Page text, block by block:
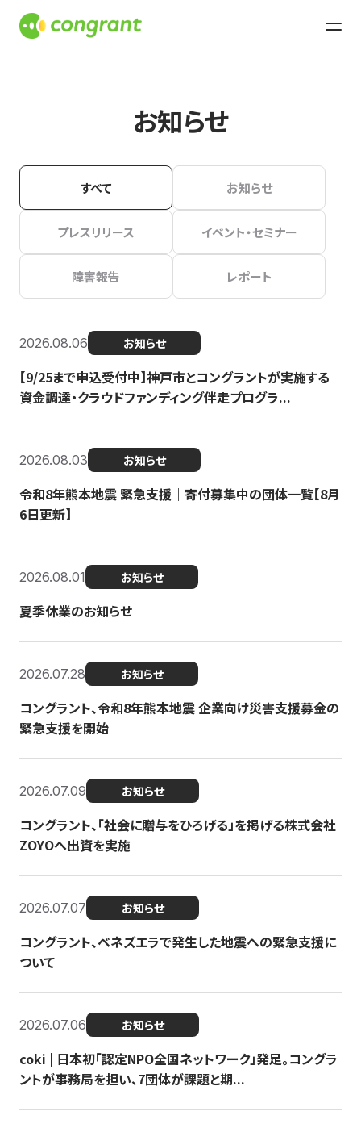
お知らせ
すべて お知らせ
プレスリリース イベント・セミナー
障害報告 レポート
2026.08.06 お知らせ
【9/25まで申込受付中】神戸市とコングラントが実施する
資金調達・クラウドファンディング伴走プログラ...
2026.08.03 お知らせ
令和8年熊本地震 緊急支援｜寄付募集中の団体一覧【8月
6日更新】
2026.08.01 お知らせ
夏季休業のお知らせ
2026.07.28 お知らせ
コングラント、令和8年熊本地震 企業向け災害支援募金の
緊急支援を開始
2026.07.09 お知らせ
コングラント、「社会に贈与をひろげる」を掲げる株式会社
ZOYOへ出資を実施
2026.07.07 お知らせ
コングラント、ベネズエラで発生した地震への緊急支援に
ついて
2026.07.06 お知らせ
coki | 日本初「認定NPO全国ネットワーク」発足。コングラ
ントが事務局を担い、7団体が課題と期...